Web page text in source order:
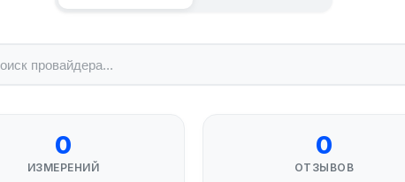
0
ИЗМЕРЕНИЙ
0
ОТЗЫВОВ